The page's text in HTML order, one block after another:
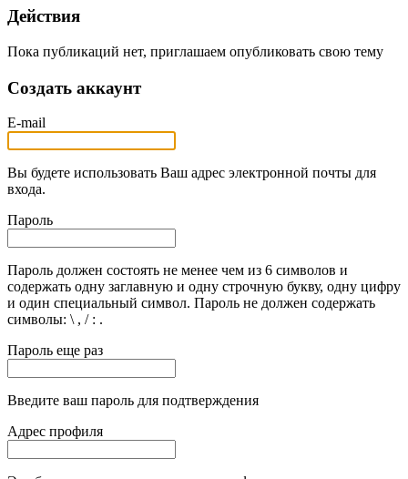
Действия
Пока публикаций нет, приглашаем опубликовать свою тему
Создать аккаунт
E-mail
Вы будете использовать Ваш адрес электронной почты для
входа.
Пароль
Пароль должен состоять не менее чем из 6 символов и
содержать одну заглавную и одну строчную букву, одну цифру
и один специальный символ. Пароль не должен содержать
символы: \ , / : .
Пароль еще раз
Введите ваш пароль для подтверждения
Адрес профиля